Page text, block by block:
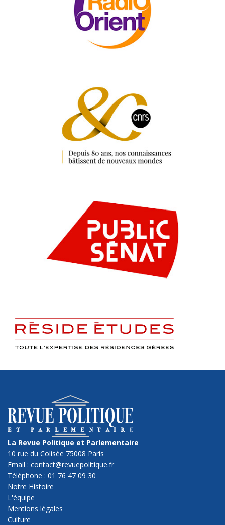
La Revue Politique et Parlementaire
10 rue du Colisée 75008 Paris
Email : contact@revuepolitique.fr
Téléphone : 01 76 47 09 30
Notre Histoire
L'équipe
Mentions légales
Culture